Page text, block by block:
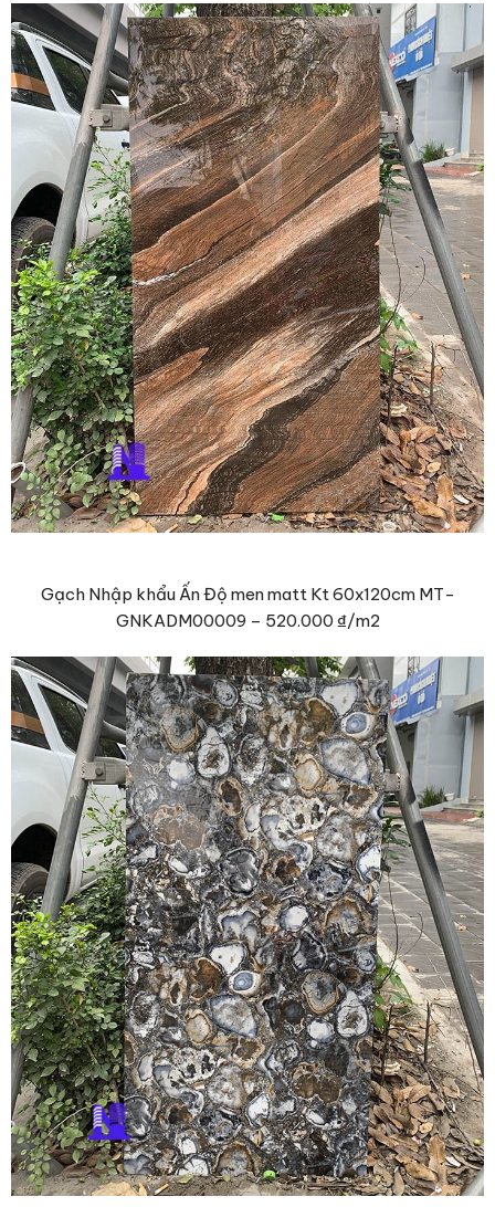
Gạch Nhập khẩu Ấn Độ men matt Kt 60x120cm MT-
GNKADM00009 – 520.000 ₫/m2